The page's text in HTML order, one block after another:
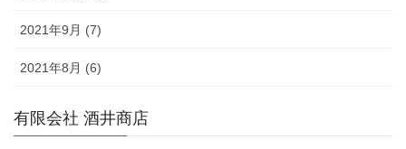
2021年9月 (7)
2021年8月 (6)
有限会社 酒井商店